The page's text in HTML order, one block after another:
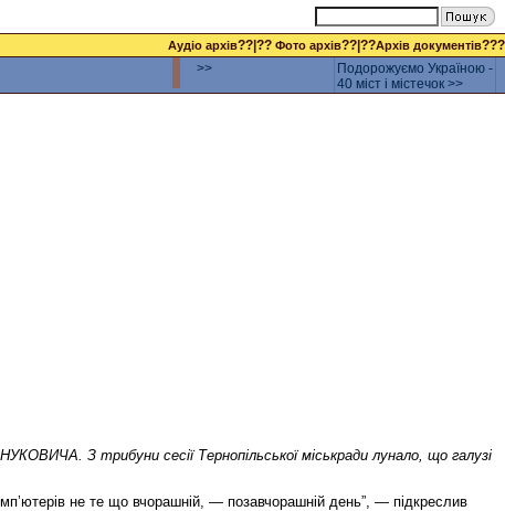
Аудіо архів??|?? Фото архів??|??Архів документів???
>>
Подорожуємо Україною -
40 міст і містечок >>
З трибуни сесії Тернопільської міськради лунало, що галузі
не те що вчорашній, — позавчорашній день”, — підкреслив